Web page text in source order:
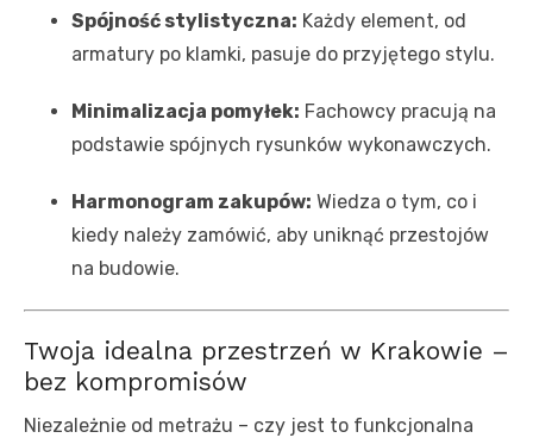
Spójność stylistyczna: Każdy element, od
armatury po klamki, pasuje do przyjętego stylu.
Minimalizacja pomyłek: Fachowcy pracują na
podstawie spójnych rysunków wykonawczych.
Harmonogram zakupów: Wiedza o tym, co i
kiedy należy zamówić, aby uniknąć przestojów
na budowie.
Twoja idealna przestrzeń w Krakowie –
bez kompromisów
Niezależnie od metrażu – czy jest to funkcjonalna